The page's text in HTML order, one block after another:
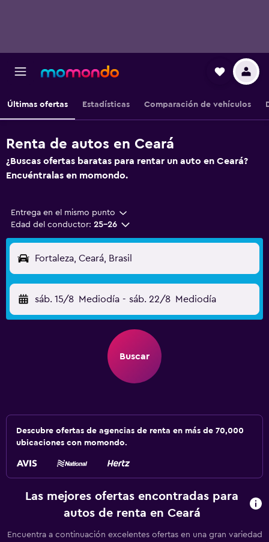
Últimas ofertas Estadísticas Comparación de vehículos
Renta de autos en Ceará
¿Buscas ofertas baratas para rentar un auto en Ceará?
Encuéntralas en momondo.
Entrega en el mismo punto
Edad del conductor: 25-26
Fortaleza, Ceará, Brasil
sáb. 15/8 Mediodía - sáb. 22/8 Mediodía
Buscar
Descubre ofertas de agencias de renta en más de 70,000
ubicaciones con momondo.
Las mejores ofertas encontradas para
autos de renta en Ceará
Encuentra a continuación excelentes ofertas en una gran variedad